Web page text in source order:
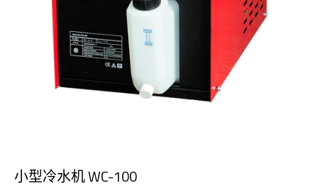
小型冷水机 WC-100